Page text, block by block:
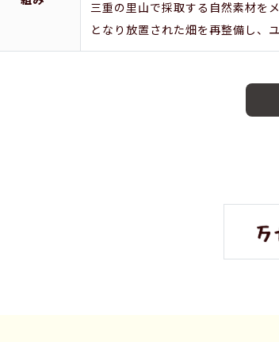
三重の里山で採取する自然素材を
となり放置された畑を再整備し、